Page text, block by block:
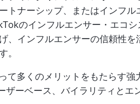
トナーシップ、またはインフル
のインフルエンサー・エコシ
、インフルエンサーの信頼性
。
て多くのメリットをもたらす強
ザーベース、バイラリティとエ